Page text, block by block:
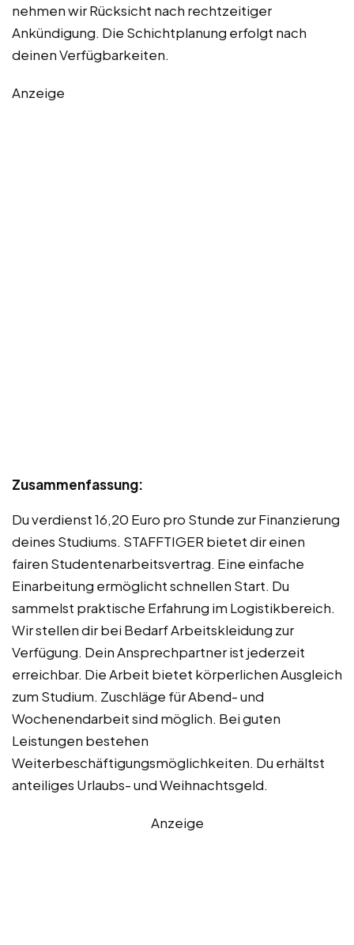
nehmen wir Rücksicht nach rechtzeitiger
Ankündigung. Die Schichtplanung erfolgt nach
deinen Verfügbarkeiten.
Anzeige
Zusammenfassung:
Du verdienst 16,20 Euro pro Stunde zur Finanzierung
deines Studiums. STAFFTIGER bietet dir einen
fairen Studentenarbeitsvertrag. Eine einfache
Einarbeitung ermöglicht schnellen Start. Du
sammelst praktische Erfahrung im Logistikbereich.
Wir stellen dir bei Bedarf Arbeitskleidung zur
Verfügung. Dein Ansprechpartner ist jederzeit
erreichbar. Die Arbeit bietet körperlichen Ausgleich
zum Studium. Zuschläge für Abend- und
Wochenendarbeit sind möglich. Bei guten
Leistungen bestehen
Weiterbeschäftigungsmöglichkeiten. Du erhältst
anteiliges Urlaubs- und Weihnachtsgeld.
Anzeige